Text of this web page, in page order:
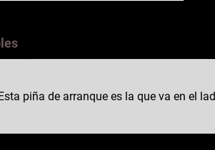
piña de arranque es la que va en el